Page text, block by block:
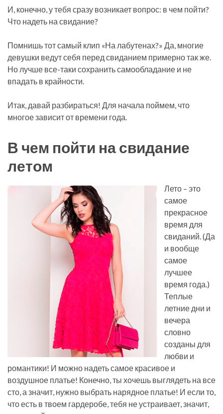
И, конечно, у тебя сразу возникает вопрос: в чем пойти?
Что надеть на свидание?
Помнишь тот самый клип «На лабутенах?» Да, многие
девушки ведут себя перед свиданием примерно так же.
Но лучше все-таки сохранить самообладание и не
впадать в крайности.
Итак, давай разбираться! Для начала поймем, что
многое зависит от времени года.
В чем пойти на свидание
летом
Лето – это
самое
прекрасное
время для
свиданий. (Да
и вообще
самое
лучшее
время года.)
Теплые
летние дни и
вечера
словно
созданы для
любви и
романтики! И можно надеть самое красивое и
воздушное платье! Конечно, ты хочешь выглядеть на все
сто, а значит, нужно выбрать нарядное платье! И если то,
что есть в твоем гардеробе, тебя не устраивает, значит,